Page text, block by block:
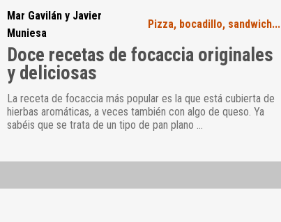
Mar Gavilán y Javier
Muniesa
Pizza, bocadillo, sandwich...
Doce recetas de focaccia originales
y deliciosas
La receta de focaccia más popular es la que está cubierta de
hierbas aromáticas, a veces también con algo de queso. Ya
sabéis que se trata de un tipo de pan plano …